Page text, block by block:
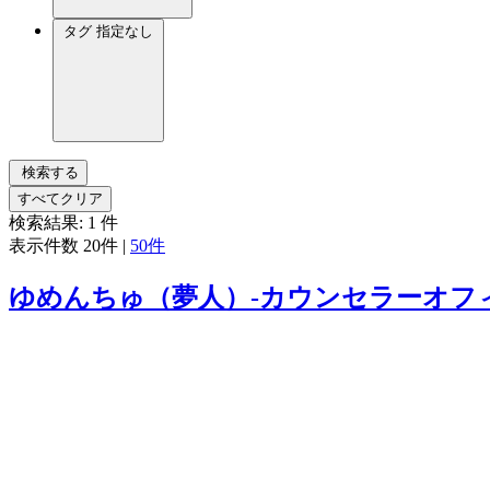
タグ 指定なし
検索する
すべてクリア
検索結果: 1 件
表示件数 20件 | 50件
ゆめんちゅ（夢人）‐カウンセラーオフ